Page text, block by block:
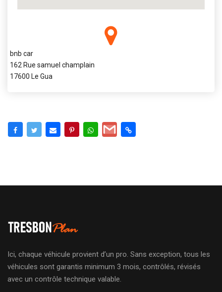
bnb car
162 Rue samuel champlain
17600 Le Gua
Ici, chaque véhicule provient d’un pro. Sans exception, tous les
véhicules sont garantis minimum 3 mois, contrôlés, révisés
avec un contrôle technique valable.